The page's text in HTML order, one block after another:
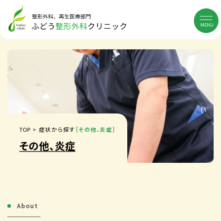
MENU
TOP > 症状から探す ［その他、炎症］
その他、炎症
About